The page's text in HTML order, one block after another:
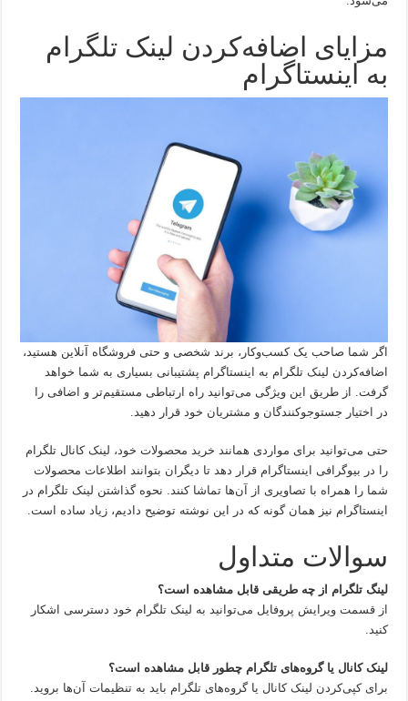
مزایای اضافه‌کردن لینک تلگرام
به اینستاگرام
اگر شما صاحب یک کسب‌و‌کار، برند شخصی و حتی فروشگاه آنلاین هستید،
اضافه‌کردن لینک تلگرام به اینستاگرام پشتیبانی بسیاری به شما خواهد
گرفت. از طریق این ویژگی می‌توانید راه ارتباطی مستقیم‌تر و اضافی را
در اختیار جستوجو‌کنندگان و مشتریان خود قرار دهید.
حتی می‌توانید برای مواردی همانند خرید محصولات خود، لینک کانال تلگرام
را در بیوگرافی اینستاگرام قرار دهد تا دیگران بتوانند اطلاعات محصولات
شما را همراه با تصاویری از آن‌ها تماشا کنند. نحوه گذاشتن لینک تلگرام در
اینستاگرام نیز همان گونه که در این نوشته توضیح دادیم، زیاد ساده است.
سوالات متداول
لینگ تلگرام از چه طریقی قابل مشاهده است؟
از قسمت ویرایش پروفایل می‌توانید به لینک تلگرام خود دسترسی اشکار
کنید.
لینک کانال یا گروه‌های تلگرام چطور قابل مشاهده است؟
برای کپی‌کردن لینک کانال یا گروه‌های تلگرام باید به تنظیمات آن‌ها بروید.